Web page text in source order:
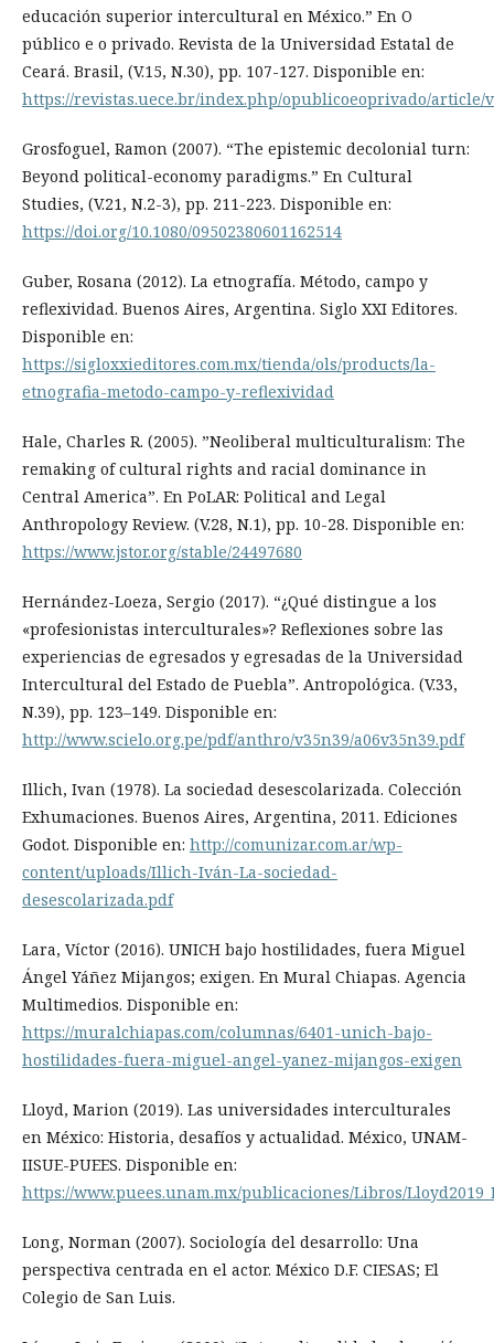
educación superior intercultural en México.” En O
público e o privado. Revista de la Universidad Estatal de
Ceará. Brasil, (V.15, N.30), pp. 107-127. Disponible en:
https://revistas.uece.br/index.php/opublicoeoprivado/article/
Grosfoguel, Ramon (2007). “The epistemic decolonial turn:
Beyond political-economy paradigms.” En Cultural
Studies, (V.21, N.2-3), pp. 211-223. Disponible en:
https://doi.org/10.1080/09502380601162514
Guber, Rosana (2012). La etnografía. Método, campo y
reflexividad. Buenos Aires, Argentina. Siglo XXI Editores.
Disponible en:
https://sigloxxieditores.com.mx/tienda/ols/products/la-
etnografia-metodo-campo-y-reflexividad
Hale, Charles R. (2005). ”Neoliberal multiculturalism: The
remaking of cultural rights and racial dominance in
Central America”. En PoLAR: Political and Legal
Anthropology Review. (V.28, N.1), pp. 10-28. Disponible en:
https://www.jstor.org/stable/24497680
Hernández-Loeza, Sergio (2017). “¿Qué distingue a los
«profesionistas interculturales»? Reflexiones sobre las
experiencias de egresados y egresadas de la Universidad
Intercultural del Estado de Puebla”. Antropológica. (V.33,
N.39), pp. 123–149. Disponible en:
http://www.scielo.org.pe/pdf/anthro/v35n39/a06v35n39.pdf
Illich, Ivan (1978). La sociedad desescolarizada. Colección
Exhumaciones. Buenos Aires, Argentina, 2011. Ediciones
Godot. Disponible en: http://comunizar.com.ar/wp-
content/uploads/Illich-Iván-La-sociedad-
desescolarizada.pdf
Lara, Víctor (2016). UNICH bajo hostilidades, fuera Miguel
Ángel Yáñez Mijangos; exigen. En Mural Chiapas. Agencia
Multimedios. Disponible en:
https://muralchiapas.com/columnas/6401-unich-bajo-
hostilidades-fuera-miguel-angel-yanez-mijangos-exigen
Lloyd, Marion (2019). Las universidades interculturales
en México: Historia, desafíos y actualidad. México, UNAM-
IISUE-PUEES. Disponible en:
https://www.puees.unam.mx/publicaciones/Libros/
Long, Norman (2007). Sociología del desarrollo: Una
perspectiva centrada en el actor. México D.F. CIESAS; El
Colegio de San Luis.